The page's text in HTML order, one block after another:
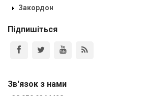
Закордон
Підпишіться
Зв'язок з нами